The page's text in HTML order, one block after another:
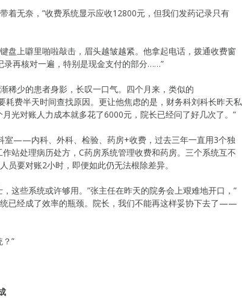
着无奈，”收费系统显示应收12800元，但我们发药记录只有
盘上噼里啪啦敲击，眉头越皱越紧。他拿起电话，拨通收费窗
录再核对一遍，特别是现金支付的部分……”
稀少的患者身影，长叹一口气。四个月来，类似的
费半天时间查找原因。更让他焦虑的是，财务科刘科长昨天私
光对账人力成本就多花了6000元，院长已经问了好几次了。”
室——内科、外科、检验、药房+收费，过去三年一直用3个独
站处理病历处方，C药房系统管理收费和药房。三个系统互不
要对账2小时，即便如此仍无法根除差异。
这些系统或许够用。”张主任在昨天的院务会上艰难地开口，”
已经成了效率的瓶颈。院长，我们不能再这样妥协下去了——
”